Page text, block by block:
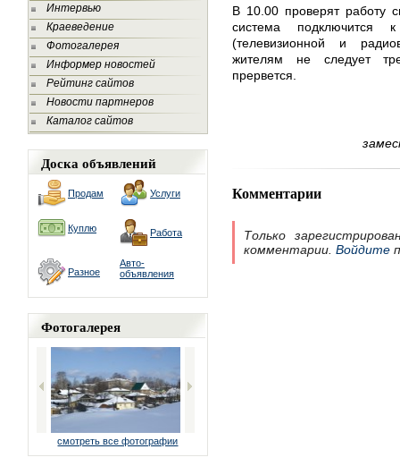
Интервью
Краеведение
Фотогалерея
Информер новостей
Рейтинг сайтов
Новости партнеров
Каталог сайтов
Доска объявлений
Продам Услуги
Куплю Работа
Разное
Авто-
объявления
Фотогалерея
смотреть все фотографии
В 10.00 проверят работу
система подключится
(телевизионной и
жителям не следует
прервется.
Комментарии
Только
комментарии. Войдите